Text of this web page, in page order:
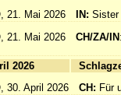
21. Mai 2026
IN: Sister
21. Mai 2026
CH/ZA/IN
2026
30. April 2026
CH: Für